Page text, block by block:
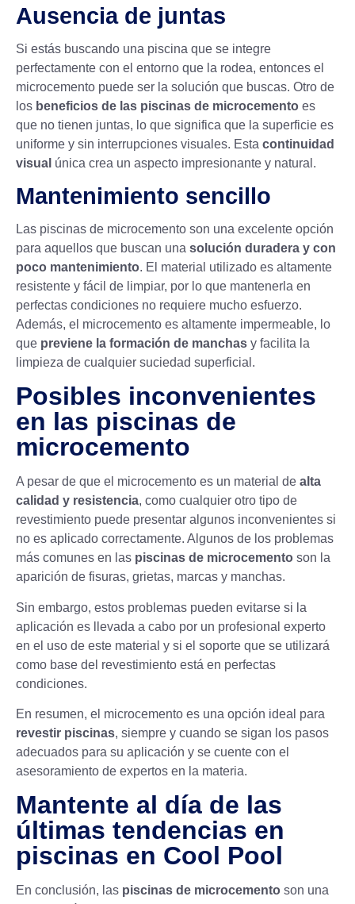
Ausencia de juntas
Si estás buscando una piscina que se integre
perfectamente con el entorno que la rodea, entonces el
microcemento puede ser la solución que buscas. Otro de
los beneficios de las piscinas de microcemento es
que no tienen juntas, lo que significa que la superficie es
uniforme y sin interrupciones visuales. Esta continuidad
visual única crea un aspecto impresionante y natural.
Mantenimiento sencillo
Las piscinas de microcemento son una excelente opción
para aquellos que buscan una solución duradera y con
poco mantenimiento. El material utilizado es altamente
resistente y fácil de limpiar, por lo que mantenerla en
perfectas condiciones no requiere mucho esfuerzo.
Además, el microcemento es altamente impermeable, lo
que previene la formación de manchas y facilita la
limpieza de cualquier suciedad superficial.
Posibles inconvenientes
en las piscinas de
microcemento
A pesar de que el microcemento es un material de alta
calidad y resistencia, como cualquier otro tipo de
revestimiento puede presentar algunos inconvenientes si
no es aplicado correctamente. Algunos de los problemas
más comunes en las piscinas de microcemento son la
aparición de fisuras, grietas, marcas y manchas.
Sin embargo, estos problemas pueden evitarse si la
aplicación es llevada a cabo por un profesional experto
en el uso de este material y si el soporte que se utilizará
como base del revestimiento está en perfectas
condiciones.
En resumen, el microcemento es una opción ideal para
revestir piscinas, siempre y cuando se sigan los pasos
adecuados para su aplicación y se cuente con el
asesoramiento de expertos en la materia.
Mantente al día de las
últimas tendencias en
piscinas en Cool Pool
En conclusión, las piscinas de microcemento son una